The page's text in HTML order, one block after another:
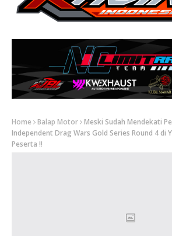
Home Balap Motor Meski Sudah Mendekati
Independent Drag Wars Gold Series Round 4 di
Peserta !!